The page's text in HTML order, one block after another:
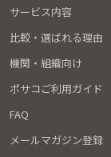
サービス内容
比較・選ばれる理由
機関・組織向け
ポサコご利用ガイド
FAQ
メールマガジン登録